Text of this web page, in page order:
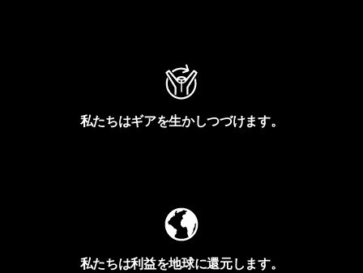
私たちはギアを生かしつづけます。
私たちは利益を地球に還元します。